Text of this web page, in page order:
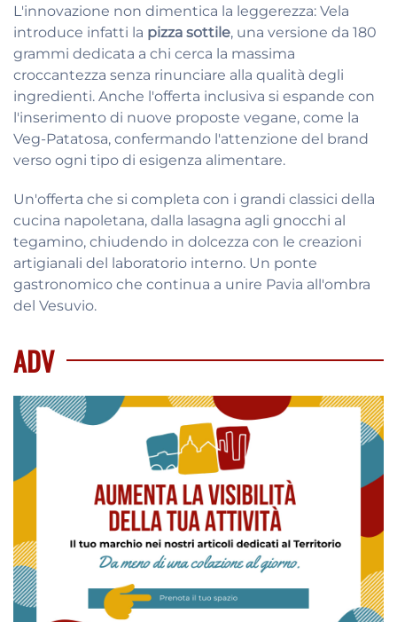
L'innovazione non dimentica la leggerezza: Vela
introduce infatti la pizza sottile, una versione da 180
grammi dedicata a chi cerca la massima
croccantezza senza rinunciare alla qualità degli
ingredienti. Anche l'offerta inclusiva si espande con
l'inserimento di nuove proposte vegane, come la
Veg-Patatosa, confermando l'attenzione del brand
verso ogni tipo di esigenza alimentare.
Un'offerta che si completa con i grandi classici della
cucina napoletana, dalla lasagna agli gnocchi al
tegamino, chiudendo in dolcezza con le creazioni
artigianali del laboratorio interno. Un ponte
gastronomico che continua a unire Pavia all'ombra
del Vesuvio.
ADV